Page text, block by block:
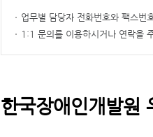
업무별 담당자 전화번호와 팩스번
1:1 문의를 이용하시거나 연락을
한국장애인개발원